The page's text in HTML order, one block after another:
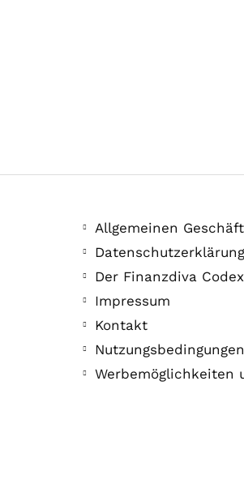
Allgemeinen
Datenschutzerklärung
Der Finanzdiva Codex
Impressum
Kontakt
Nutzungsbedingungen
Werbemöglichkeiten